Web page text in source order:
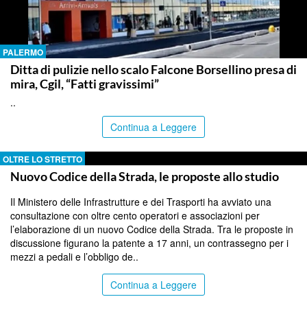
PALERMO
Ditta di pulizie nello scalo Falcone Borsellino presa di
mira, Cgil, “Fatti gravissimi”
..
Continua a Leggere
OLTRE LO STRETTO
Nuovo Codice della Strada, le proposte allo studio
Il Ministero delle Infrastrutture e dei Trasporti ha avviato una
consultazione con oltre cento operatori e associazioni per
l’elaborazione di un nuovo Codice della Strada. Tra le proposte in
discussione figurano la patente a 17 anni, un contrassegno per i
mezzi a pedali e l’obbligo de..
Continua a Leggere